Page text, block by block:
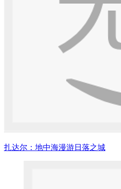
扎达尔：地中海漫游日落之城